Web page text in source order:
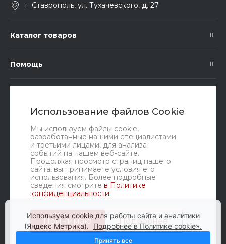
Использование файлов Cookie
Мы используем файлы cookie,
разработанные нашими специалистами
и третьими лицами, для анализа
событий на нашем веб-сайте.
Продолжая просмотр страниц нашего
сайта, вы принимаете условия его
использования. Более подробные
сведения смотрите в Политике
конфиденциальности.
Принимаю Подробнее
г. Ставрополь, ул. Тухачевского, д. 27
Каталог товаров
Помощь
Мы в соц. сетях
Используем cookie для работы сайта и аналитики
(Яндекс Метрика). Подробнее в Политике cookie».
Принять все